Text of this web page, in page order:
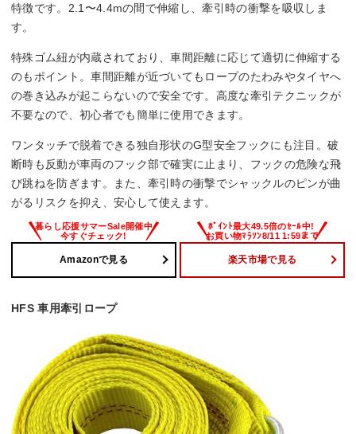
特徴です。2.1〜4.4mの間で伸縮し、牽引時の衝撃を吸収しま
す。
特殊ゴム紐が内蔵されており、車間距離に応じて適切に伸縮する
のもポイント。車間距離が近づいてもロープのたわみやタイヤへ
の巻き込みが起こらないので安全です。高度な牽引テクニックが
不要なので、初心者でも簡単に使用できます。
ワンタッチで脱着できる独自形状のG型安全フックにも注目。破
断時も反動が車両のフック部で確実に止まり、フックの危険な飛
び跳ねを防ぎます。また、牽引時の衝撃でシャックルのピンが曲
がるリスクを抑え、安心して使えます。
Amazonで見る 楽天市場で見る
HFS 車用牽引ロープ